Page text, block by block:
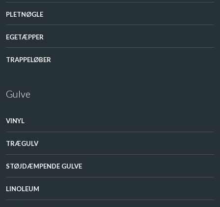
PLETNØGLE​
EGETÆPPER​
TRAPPELØBER
Gulve
VINYL
TRÆGULV​
STØJDÆMPENDE GULVE​
LINOLEUM​